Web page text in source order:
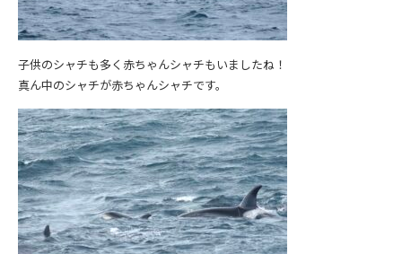
子供のシャチも多く赤ちゃんシャチもいましたね！
真ん中のシャチが赤ちゃんシャチです。